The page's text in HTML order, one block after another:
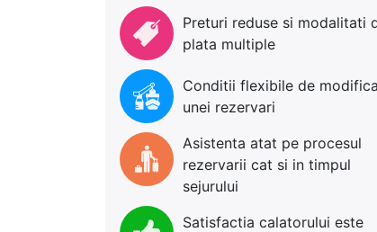
Preturi reduse si modalitati
plata multiple
Conditii flexibile de
unei rezervari
Asistenta atat pe procesul
rezervarii cat si in timpul
sejurului
Satisfactia calatorului este